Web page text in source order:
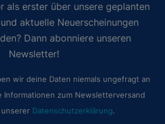
als erster über unsere geplanten
aktuelle Neuerscheinungen
Dann abonniere unseren
Newsletter!
wir deine Daten niemals ungefragt an
Informationen zum Newsletterversand
Datenschutzerklärung.